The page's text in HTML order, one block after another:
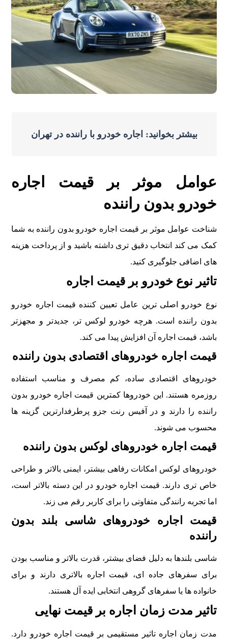
بیشتر بخوانید: اجاره خودرو با راننده در تهران
عوامل موثر بر قیمت اجاره
خودرو بدون راننده
شناخت عوامل موثر بر قیمت اجاره خودرو بدون راننده به شما
کمک می کند انتخاب دقیق تری داشته باشید و از پرداخت هزینه
های اضافی جلوگیری کنید.
تاثیر نوع خودرو بر قیمت اجاره
نوع خودرو اصلی ترین عامل تعیین کننده قیمت اجاره خودرو
بدون راننده است. هرچه خودرو لوکس تر، جدیدتر و مجهزتر
باشد، قیمت اجاره آن افزایش پیدا می کند.
قیمت اجاره خودروهای اقتصادی بدون راننده
خودروهای اقتصادی ساده، کم مصرف و مناسب استفاده
روزمره هستند. این خودروها کمترین قیمت اجاره خودرو بدون
راننده را دارند و در آفیس رنت جزو پرطرفدارترین گزینه ها
محسوب می شوند.
قیمت اجاره خودروهای لوکس بدون راننده
خودروهای لوکس امکانات رفاهی بیشتر، ایمنی بالاتر و طراحی
خاص تری دارند. قیمت اجاره خودرو در این دسته بالاتر است،
اما تجربه رانندگی متفاوتی را برای کاربر رقم می زند.
قیمت اجاره خودروهای شاسی بلند بدون
راننده
شاسی بلندها به دلیل فضای بیشتر، قدرت بالاتر و مناسب بودن
برای سفرهای جاده ای، قیمت اجاره بالاتری دارند و برای
خانواده ها یا سفرهای گروهی انتخابی ایده آل هستند.
تاثیر مدت زمان اجاره بر قیمت نهایی
مدت زمان اجاره تاثیر مستقیمی بر قیمت اجاره خودرو دارد.